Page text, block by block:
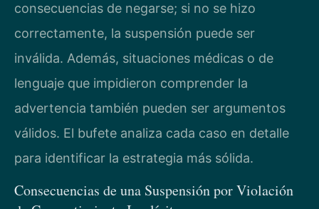
consecuencias de negarse; si no se hizo
correctamente, la suspensión puede ser
inválida. Además, situaciones médicas o de
lenguaje que impidieron comprender la
advertencia también pueden ser argumentos
válidos. El bufete analiza cada caso en detalle
para identificar la estrategia más sólida.
Consecuencias de una Suspensión por Violación